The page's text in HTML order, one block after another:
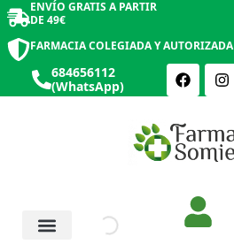
ENVÍO GRATIS A PARTIR
DE 49€
FARMACIA COLEGIADA Y AUTORIZADA
684656112
(WhatsApp)